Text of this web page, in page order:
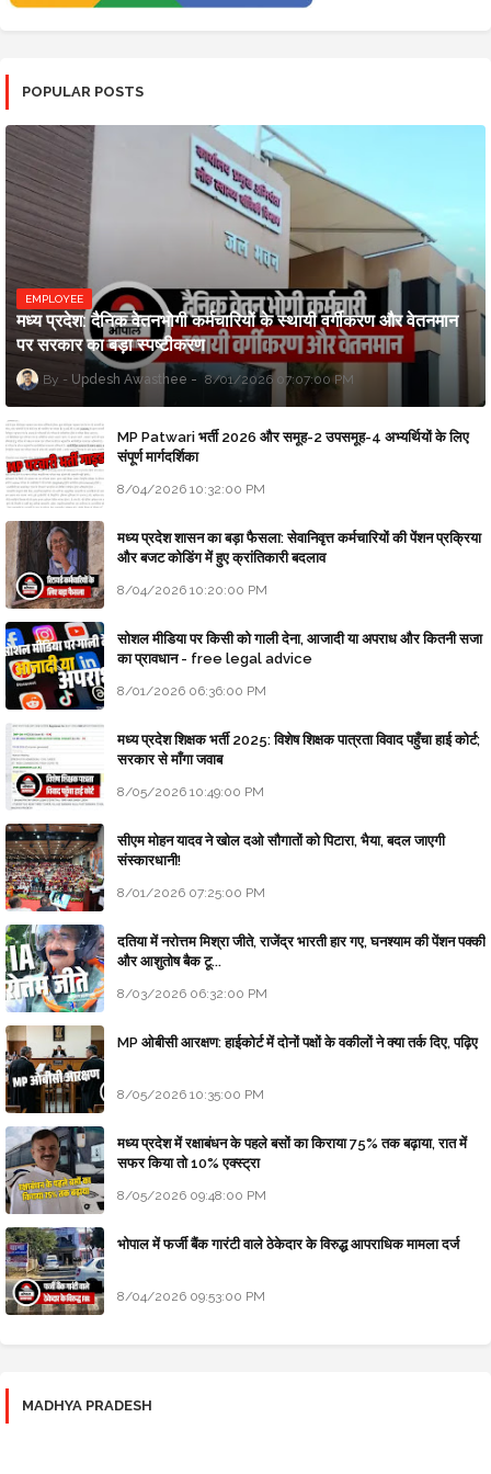
POPULAR POSTS
EMPLOYEE
मध्य प्रदेश: दैनिक वेतनभोगी कर्मचारियों के स्थायी वर्गीकरण और वेतनमान
पर सरकार का बड़ा स्पष्टीकरण
Updesh Awasthee 8/01/2026 07:07:00 PM
MP Patwari भर्ती 2026 और समूह-2 उपसमूह-4 अभ्यर्थियों के लिए
संपूर्ण मार्गदर्शिका
8/04/2026 10:32:00 PM
मध्य प्रदेश शासन का बड़ा फैसला: सेवानिवृत्त कर्मचारियों की पेंशन प्रक्रिया
और बजट कोडिंग में हुए क्रांतिकारी बदलाव
8/04/2026 10:20:00 PM
सोशल मीडिया पर किसी को गाली देना, आजादी या अपराध और कितनी सजा
का प्रावधान - free legal advice
8/01/2026 06:36:00 PM
मध्य प्रदेश शिक्षक भर्ती 2025: विशेष शिक्षक पात्रता विवाद पहुँचा हाई कोर्ट;
सरकार से माँगा जवाब
8/05/2026 10:49:00 PM
सीएम मोहन यादव ने खोल दओ सौगातों को पिटारा, भैया, बदल जाएगी
संस्कारधानी!
8/01/2026 07:25:00 PM
दतिया में नरोत्तम मिश्रा जीते, राजेंद्र भारती हार गए, घनश्याम की पेंशन पक्की
और आशुतोष बैक टू...
8/03/2026 06:32:00 PM
MP ओबीसी आरक्षण: हाईकोर्ट में दोनों पक्षों के वकीलों ने क्या तर्क दिए, पढ़िए
8/05/2026 10:35:00 PM
मध्य प्रदेश में रक्षाबंधन के पहले बसों का किराया 75% तक बढ़ाया, रात में
सफर किया तो 10% एक्स्ट्रा
8/05/2026 09:48:00 PM
भोपाल में फर्जी बैंक गारंटी वाले ठेकेदार के विरुद्ध आपराधिक मामला दर्ज
8/04/2026 09:53:00 PM
MADHYA PRADESH